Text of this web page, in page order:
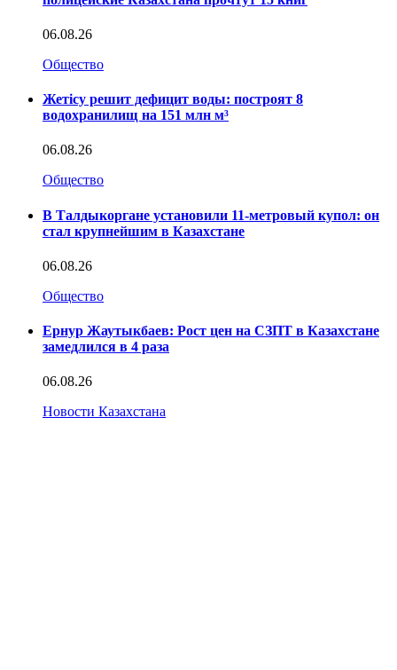
06.08.26
Общество
Жетісу решит дефицит воды: построят 8
водохранилищ на 151 млн м³
06.08.26
Общество
В Талдыкоргане установили 11-метровый купол: он
стал крупнейшим в Казахстане
06.08.26
Общество
Ернур Жаутыкбаев: Рост цен на СЗПТ в Казахстане
замедлился в 4 раза
06.08.26
Новости Казахстана